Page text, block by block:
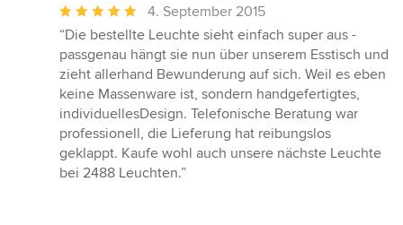
Durchschnittliche
Bewertung:
5
von
5
Sternen
4. September 2015
“Die bestellte Leuchte sieht einfach super aus -
passgenau hängt sie nun über unserem Esstisch und
zieht allerhand Bewunderung auf sich. Weil es eben
keine Massenware ist, sondern handgefertigtes,
individuellesDesign. Telefonische Beratung war
professionell, die Lieferung hat reibungslos
geklappt. Kaufe wohl auch unsere nächste Leuchte
bei 2488 Leuchten.”